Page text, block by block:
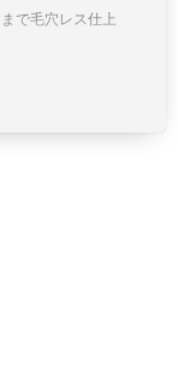
で毛穴レス仕上